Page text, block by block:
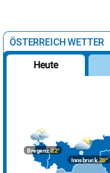
ÖSTERREICH WETTER
Heute
Bregenz22°
Innsbruck20°